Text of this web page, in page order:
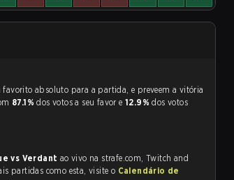
87.1%dos votos a seu favor e 12.9%dos votos
vs Verdant ao vivo na strafe.com, Twitch and
partidas como esta, visite o Calendário de